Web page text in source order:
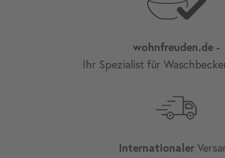
wohnfreuden.de -
Ihr Spezialist für
Internationaler